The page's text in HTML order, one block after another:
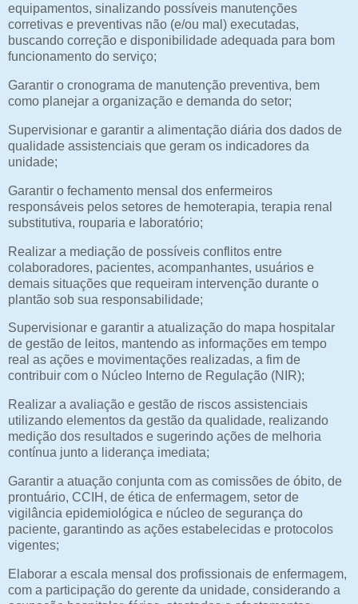
equipamentos, sinalizando possíveis manutenções
corretivas e preventivas não (e/ou mal) executadas,
buscando correção e disponibilidade adequada para bom
funcionamento do serviço;
Garantir o cronograma de manutenção preventiva, bem
como planejar a organização e demanda do setor;
Supervisionar e garantir a alimentação diária dos dados de
qualidade assistenciais que geram os indicadores da
unidade;
Garantir o fechamento mensal dos enfermeiros
responsáveis pelos setores de hemoterapia, terapia renal
substitutiva, rouparia e laboratório;
Realizar a mediação de possíveis conflitos entre
colaboradores, pacientes, acompanhantes, usuários e
demais situações que requeiram intervenção durante o
plantão sob sua responsabilidade;
Supervisionar e garantir a atualização do mapa hospitalar
de gestão de leitos, mantendo as informações em tempo
real as ações e movimentações realizadas, a fim de
contribuir com o Núcleo Interno de Regulação (NIR);
Realizar a avaliação e gestão de riscos assistenciais
utilizando elementos da gestão da qualidade, realizando
medição dos resultados e sugerindo ações de melhoria
contínua junto a liderança imediata;
Garantir a atuação conjunta com as comissões de óbito, de
prontuário, CCIH, de ética de enfermagem, setor de
vigilância epidemiológica e núcleo de segurança do
paciente, garantindo as ações estabelecidas e protocolos
vigentes;
Elaborar a escala mensal dos profissionais de enfermagem,
com a participação do gerente da unidade, considerando a